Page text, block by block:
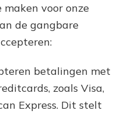
voor onze
de gangbare
betalingen met
zoals Visa,
Express. Dit stelt